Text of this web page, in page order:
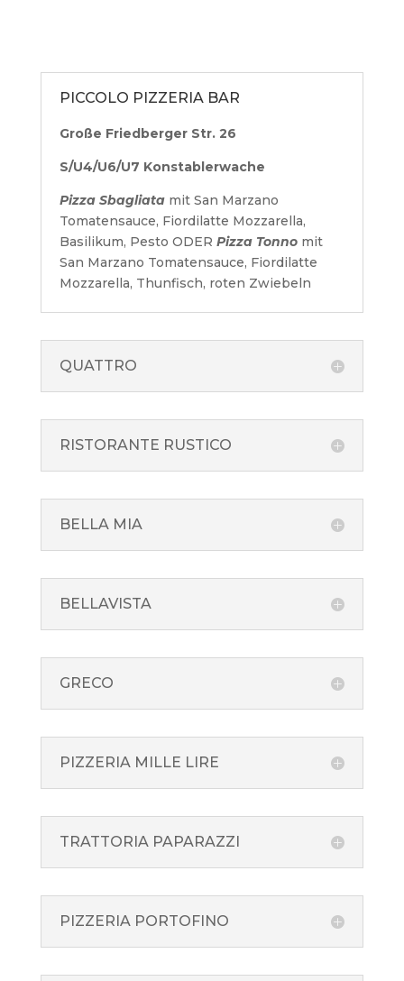
PICCOLO PIZZERIA BAR
Große Friedberger Str. 26
S/U4/U6/U7 Konstablerwache
Pizza Sbagliata mit San Marzano
Tomatensauce, Fiordilatte Mozzarella,
Basilikum, Pesto ODER Pizza Tonno mit
San Marzano Tomatensauce, Fiordilatte
Mozzarella, Thunfisch, roten Zwiebeln
QUATTRO
RISTORANTE RUSTICO
BELLA MIA
BELLAVISTA
GRECO
PIZZERIA MILLE LIRE
TRATTORIA PAPARAZZI
PIZZERIA PORTOFINO